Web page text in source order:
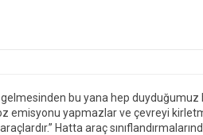
bu yana hep duyduğumuz
emisyonu yapmazlar ve çevreyi
Hatta araç